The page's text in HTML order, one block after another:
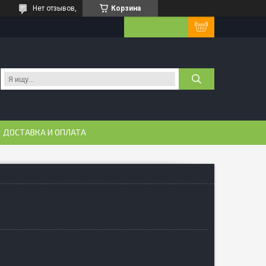
Корзина
Нет отзывов,
ДОСТАВКА И ОПЛАТА